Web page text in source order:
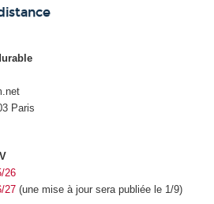
Paris
26
27(une mise à jour sera publiée le 1/9)